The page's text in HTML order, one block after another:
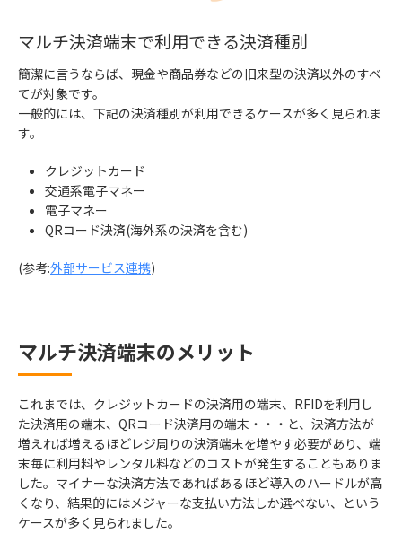
マルチ決済端末で利用できる決済種別
簡潔に言うならば、現金や商品券などの旧来型の決済以外のすべ
てが対象です。
一般的には、下記の決済種別が利用できるケースが多く見られま
す。
クレジットカード
交通系電子マネー
電子マネー
QRコード決済(海外系の決済を含む)
(参考:外部サービス連携)
マルチ決済端末のメリット
これまでは、クレジットカードの決済用の端末、RFIDを利用し
た決済用の端末、QRコード決済用の端末・・・と、決済方法が
増えれば増えるほどレジ周りの決済端末を増やす必要があり、端
末毎に利用料やレンタル料などのコストが発生することもありま
した。マイナーな決済方法であればあるほど導入のハードルが高
くなり、結果的にはメジャーな支払い方法しか選べない、という
ケースが多く見られました。